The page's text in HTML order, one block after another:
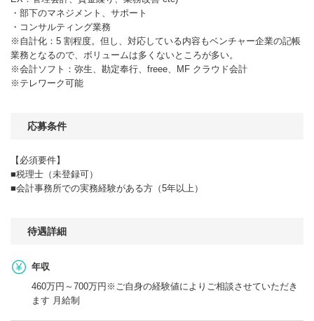
・部下のマネジメント、サポート
・コンサルティング業務
※自計化：5 割程度。但し、対応している内容もベンチャー企業の記帳
業務となるので、ボリュームは多くないところが多い。
※会計ソフト：弥生、勘定奉行、freee、MF クラウド会計
※テレワーク可能
応募条件
【必須要件】
■税理士（未登録可）
■会計事務所での実務経験がある方（5年以上）
待遇詳細
年収
460万円～700万円※ご自身の経験値によりご相談させていただき
ます 月給制